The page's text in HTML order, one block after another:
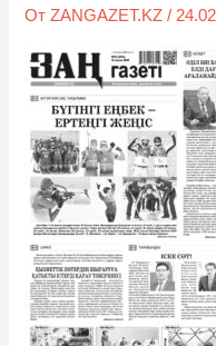
ОтZANGAZET.KZ/